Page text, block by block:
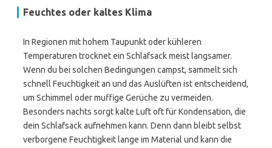
Feuchtes oder kaltes Klima
In Regionen mit hohem Taupunkt oder kühleren
Temperaturen trocknet ein Schlafsack meist langsamer.
Wenn du bei solchen Bedingungen campst, sammelt sich
schnell Feuchtigkeit an und das Auslüften ist entscheidend,
um Schimmel oder muffige Gerüche zu vermeiden.
Besonders nachts sorgt kalte Luft oft für Kondensation, die
dein Schlafsack aufnehmen kann. Denn dann bleibt selbst
verborgene Feuchtigkeit lange im Material und kann die